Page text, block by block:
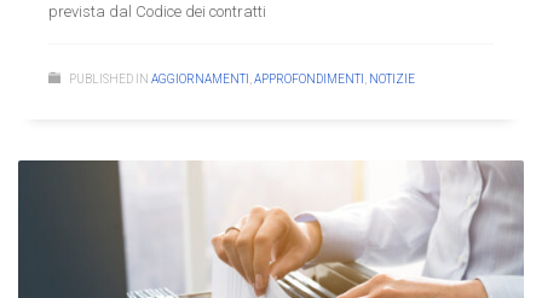
prevista dal Codice dei contratti
PUBLISHED IN AGGIORNAMENTI APPROFONDIMENTI NOTIZIE